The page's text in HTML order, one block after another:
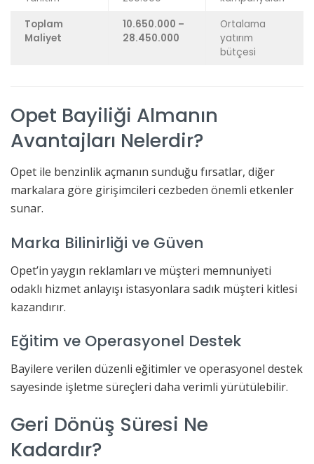
Toplam
Maliyet
10.650.000 –
28.450.000
Ortalama
yatırım
bütçesi
Opet Bayiliği Almanın
Avantajları Nelerdir?
Opet ile benzinlik açmanın sunduğu fırsatlar, diğer
markalara göre girişimcileri cezbeden önemli etkenler
sunar.
Marka Bilinirliği ve Güven
Opet’in yaygın reklamları ve müşteri memnuniyeti
odaklı hizmet anlayışı istasyonlara sadık müşteri kitlesi
kazandırır.
Eğitim ve Operasyonel Destek
Bayilere verilen düzenli eğitimler ve operasyonel destek
sayesinde işletme süreçleri daha verimli yürütülebilir.
Geri Dönüş Süresi Ne
Kadardır?